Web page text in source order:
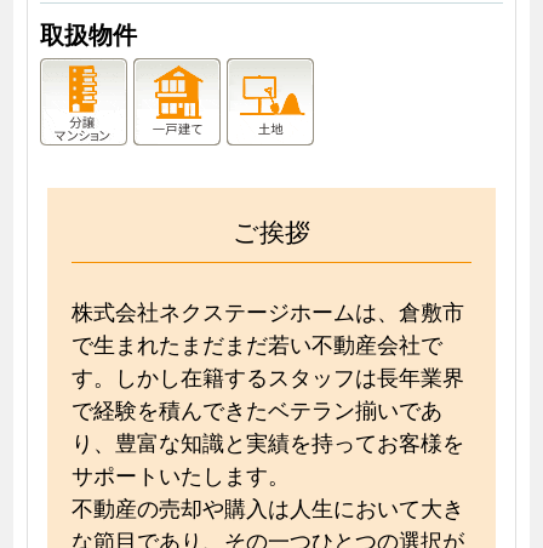
取扱物件
ご挨拶
株式会社ネクステージホームは、倉敷市
で生まれたまだまだ若い不動産会社で
す。しかし在籍するスタッフは長年業界
で経験を積んできたベテラン揃いであ
り、豊富な知識と実績を持ってお客様を
サポートいたします。
不動産の売却や購入は人生において大き
な節目であり、その一つひとつの選択が